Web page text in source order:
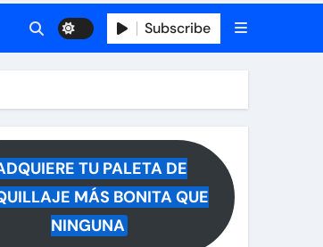
Subscribe
TU PALETA DE
MÁS BONITA QUE
NINGUNA